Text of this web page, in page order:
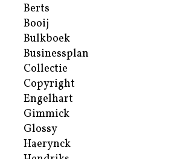
Berts
Booij
Bulkboek
Businessplan
Collectie
Copyright
Engelhart
Gimmick
Glossy
Haerynck